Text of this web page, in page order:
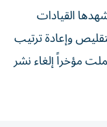
القيادات
وإعادة ترتيب
مؤخراً إلغاء نشر